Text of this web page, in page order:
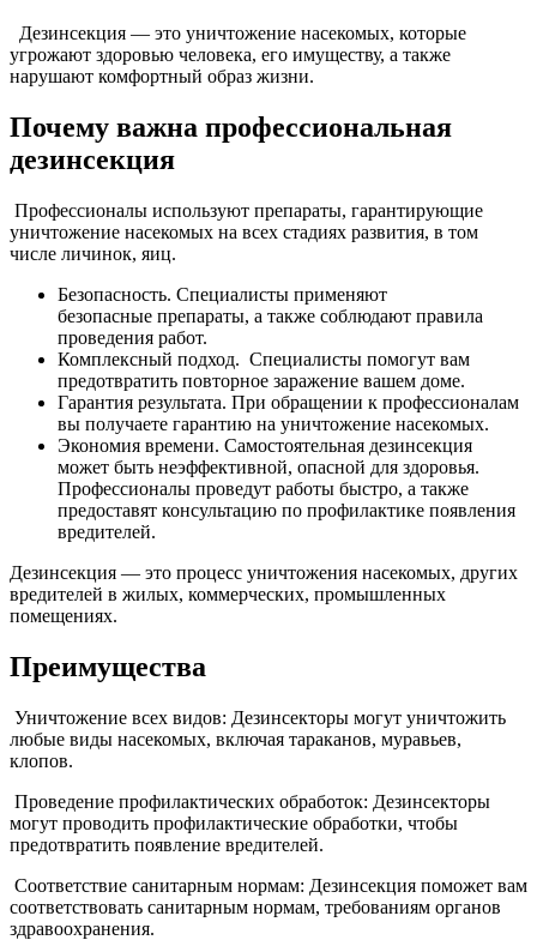
Дезинсекция — это уничтожение насекомых, которые
угрожают здоровью человека, его имуществу, а также
нарушают комфортный образ жизни.
Почему важна профессиональная
дезинсекция
Профессионалы используют препараты, гарантирующие
уничтожение насекомых на всех стадиях развития, в том
числе личинок, яиц.
Безопасность. Специалисты применяют
безопасные препараты, а также соблюдают правила
проведения работ.
Комплексный подход. Специалисты помогут вам
предотвратить повторное заражение вашем доме.
Гарантия результата. При обращении к профессионалам
вы получаете гарантию на уничтожение насекомых.
Экономия времени. Самостоятельная дезинсекция
может быть неэффективной, опасной для здоровья.
Профессионалы проведут работы быстро, а также
предоставят консультацию по профилактике появления
вредителей.
Дезинсекция — это процесс уничтожения насекомых, других
вредителей в жилых, коммерческих, промышленных
помещениях.
Преимущества
Уничтожение всех видов: Дезинсекторы могут уничтожить
любые виды насекомых, включая тараканов, муравьев,
клопов.
Проведение профилактических обработок: Дезинсекторы
могут проводить профилактические обработки, чтобы
предотвратить появление вредителей.
Соответствие санитарным нормам: Дезинсекция поможет вам
соответствовать санитарным нормам, требованиям органов
здравоохранения.